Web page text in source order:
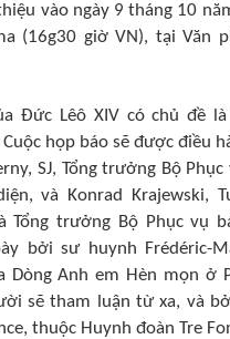
vào ngày 9 tháng 10
(16g30 giờ VN), tại Văn
Đức Lêô XIV có chủ đề
họp báo sẽ được điều
SJ, Tổng trưởng Bộ
và Konrad Krajewski,
Tổng trưởng Bộ Phục vụ
bởi sư huynh Frédéric-
Dòng Anh em Hèn mọn ở
sẽ tham luận từ xa, và
thuộc Huynh đoàn Tre